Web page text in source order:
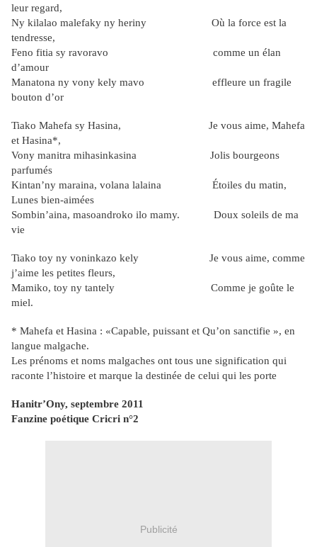
leur regard,
Ny kilalao malefaky ny heriny Où la force est la
tendresse,
Feno fitia sy ravoravo comme un élan
d’amour
Manatona ny vony kely mavo effleure un fragile
bouton d’or
Tiako Mahefa sy Hasina, Je vous aime, Mahefa
et Hasina*,
Vony manitra mihasinkasina Jolis bourgeons
parfumés
Kintan’ny maraina, volana lalaina Étoiles du matin,
Lunes bien-aimées
Sombin’aina, masoandroko ilo mamy. Doux soleils de ma
vie
Tiako toy ny voninkazo kely Je vous aime, comme
j’aime les petites fleurs,
Mamiko, toy ny tantely Comme je goûte le
miel.
* Mahefa et Hasina : «Capable, puissant et Qu’on sanctifie », en
langue malgache.
Les prénoms et noms malgaches ont tous une signification qui
raconte l’histoire et marque la destinée de celui qui les porte
Hanitr’Ony, septembre 2011
Fanzine poétique Cricri n°2
Publicité